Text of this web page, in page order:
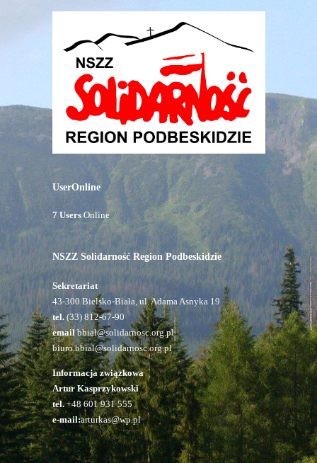
UserOnline
7 UsersOnline
NSZZ Solidarność Region Podbeskidzie
Sekretariat
43-300 Bielsko-Biała, ul. Adama Asnyka 19
tel.(33) 812-67-90
emailbbial@solidarnosc.org.pl
biuro.bbial@solidarnosc.org.pl
Informacja związkowa
Artur Kasprzykowski
tel.+48 601 931 555
e-mail:arturkas@wp.pl